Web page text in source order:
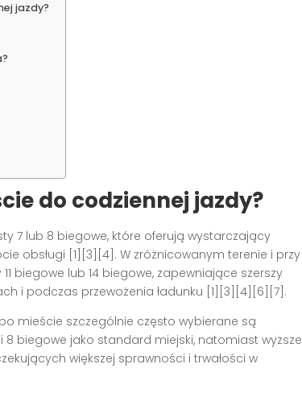
jazdy?
do codziennej jazdy?
7 lub 8 biegowe, które oferują wystarczający
obsługi [1][3][4]. W zróżnicowanym terenie i przy
biegowe lub 14 biegowe, zapewniające szerszy
i podczas przewożenia ładunku [1][3][4][6][7].
mieście szczególnie często wybierane są
biegowe jako standard miejski, natomiast wyższe
większej sprawności i trwałości w